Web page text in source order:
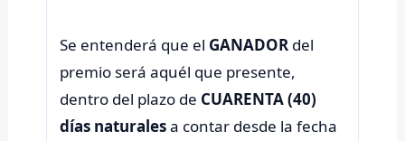
Se entenderá que el GANADOR del
premio será aquél que presente,
dentro del plazo de CUARENTA (40)
días naturalesa contar desde la fecha